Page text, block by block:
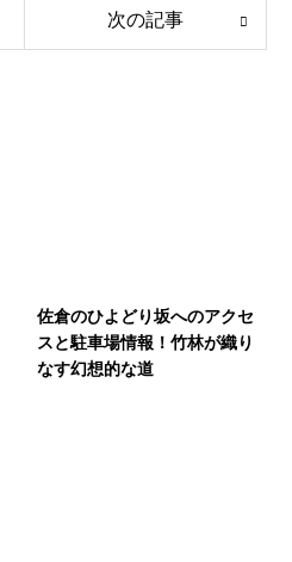
次の記事
佐倉のひよどり坂へのアクセ
スと駐車場情報！竹林が織り
なす幻想的な道